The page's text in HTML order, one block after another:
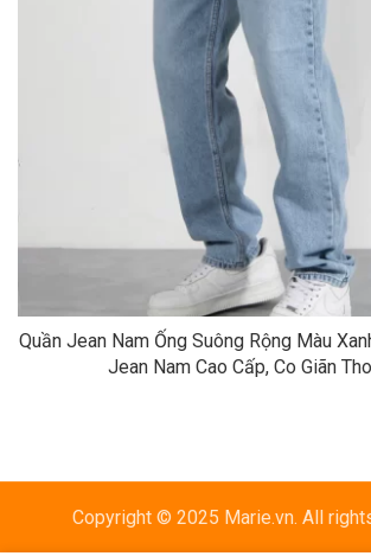
Quần Jean Nam Ống Suông Rộng Màu
Jean Nam Cao Cấp, Co Giãn
Copyright © 2025 Marie.vn. All